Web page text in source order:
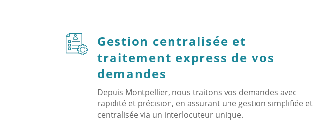
Gestion centralisée et
traitement express de vos
demandes
Depuis Montpellier, nous traitons vos demandes avec
rapidité et précision, en assurant une gestion simplifiée et
centralisée via un interlocuteur unique.